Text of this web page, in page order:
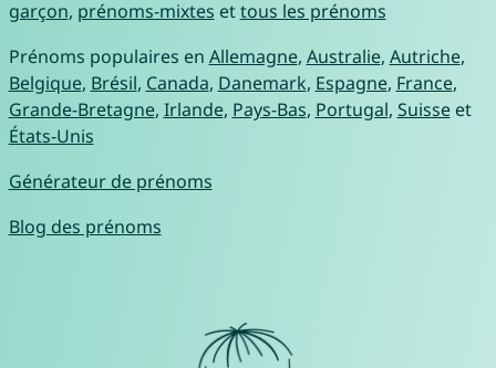
garçon, prénoms-mixtes ettous les prénoms
Prénoms populaires en Allemagne, Australie, Autriche,
Belgique, Brésil, Canada, Danemark, Espagne, France,
Grande-Bretagne, Irlande, Pays-Bas, Portugal, Suisseet
États-Unis
Générateur de prénoms
Blog des prénoms